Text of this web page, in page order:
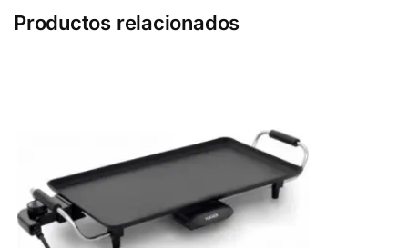
Productos relacionados